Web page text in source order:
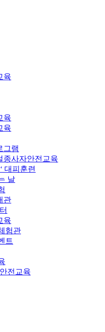
육
육
육
그램
종사자안전교육
대피훈련
날
관
육
험관
트
전교육